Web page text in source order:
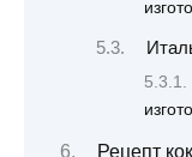
Рецепт